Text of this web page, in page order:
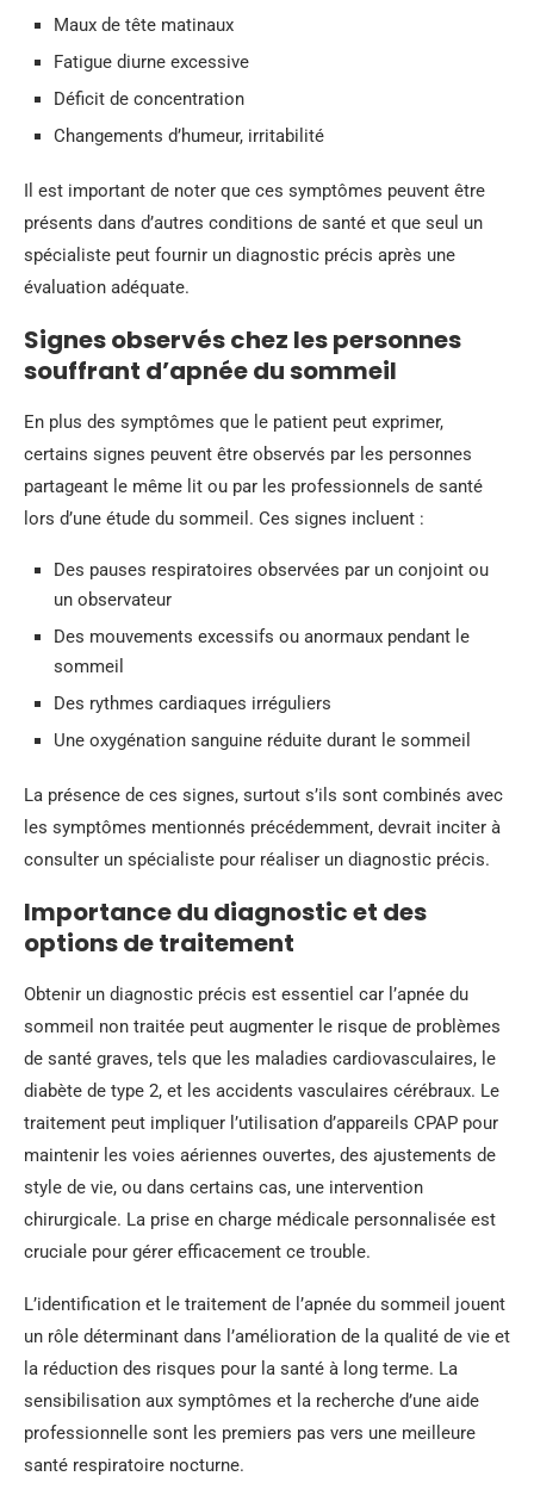
Maux de tête matinaux
Fatigue diurne excessive
Déficit de concentration
Changements d’humeur, irritabilité
Il est important de noter que ces symptômes peuvent être
présents dans d’autres conditions de santé et que seul un
spécialiste peut fournir un diagnostic précis après une
évaluation adéquate.
Signes observés chez les personnes
souffrant d’apnée du sommeil
En plus des symptômes que le patient peut exprimer,
certains signes peuvent être observés par les personnes
partageant le même lit ou par les professionnels de santé
lors d’une étude du sommeil. Ces signes incluent :
Des pauses respiratoires observées par un conjoint ou
un observateur
Des mouvements excessifs ou anormaux pendant le
sommeil
Des rythmes cardiaques irréguliers
Une oxygénation sanguine réduite durant le sommeil
La présence de ces signes, surtout s’ils sont combinés avec
les symptômes mentionnés précédemment, devrait inciter à
consulter un spécialiste pour réaliser un diagnostic précis.
Importance du diagnostic et des
options de traitement
Obtenir un diagnostic précis est essentiel car l’apnée du
sommeil non traitée peut augmenter le risque de problèmes
de santé graves, tels que les maladies cardiovasculaires, le
diabète de type 2, et les accidents vasculaires cérébraux. Le
traitement peut impliquer l’utilisation d’appareils CPAP pour
maintenir les voies aériennes ouvertes, des ajustements de
style de vie, ou dans certains cas, une intervention
chirurgicale. La prise en charge médicale personnalisée est
cruciale pour gérer efficacement ce trouble.
L’identification et le traitement de l’apnée du sommeil jouent
un rôle déterminant dans l’amélioration de la qualité de vie et
la réduction des risques pour la santé à long terme. La
sensibilisation aux symptômes et la recherche d’une aide
professionnelle sont les premiers pas vers une meilleure
santé respiratoire nocturne.